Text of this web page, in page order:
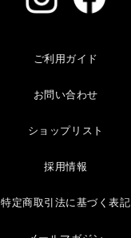
ご利用ガイド
お問い合わせ
ショップリスト
採用情報
特定商取引法に基づく表記